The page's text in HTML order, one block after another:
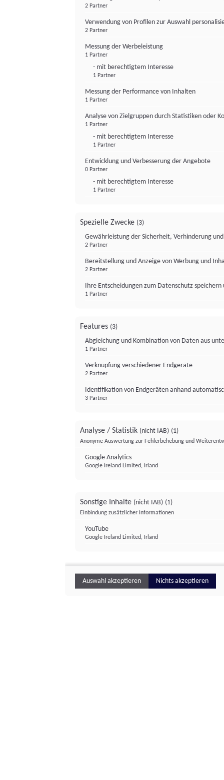
2 Partner
Verwendung von Profilen zur Auswahl
2 Partner
Messung der Werbeleistung
1 Partner
- mit berechtigtem Interesse
1 Partner
Messung der Performance von Inhalten
1 Partner
Analyse von Zielgruppen durch Statistiken oder
1 Partner
- mit berechtigtem Interesse
1 Partner
Entwicklung und Verbesserung der Angebote
0 Partner
- mit berechtigtem Interesse
1 Partner
Spezielle Zwecke (3)
Gewährleistung der Sicherheit, Verhinderung
2 Partner
Bereitstellung und Anzeige von Werbung und
2 Partner
Ihre Entscheidungen zum Datenschutz
1 Partner
Features (3)
Abgleichung und Kombination von Daten aus
1 Partner
Verknüpfung verschiedener Endgeräte
2 Partner
Identifikation von Endgeräten anhand
3 Partner
Analyse / Statistik (nicht IAB) (1)
Anonyme Auswertung zur Fehlerbehebung und
Google Analytics
Google Ireland Limited, Irland
Sonstige Inhalte (nicht IAB) (1)
Einbindung zusätzlicher Informationen
YouTube
Google Ireland Limited, Irland
Auswahl akzeptieren Nichts akzeptieren